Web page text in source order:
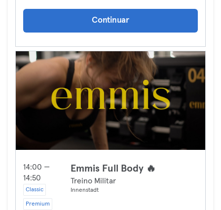
Continuar
14:00 —
14:50
Classic
Premium
Emmis Full Body 🔥
Treino Militar
Innenstadt